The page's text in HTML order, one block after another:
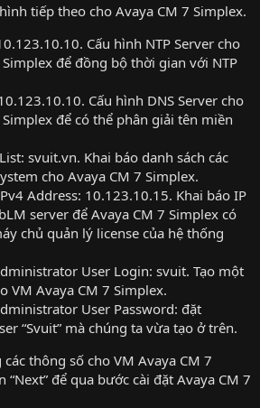
tiếp theo cho Avaya CM 7 Simplex.
Cấu hình NTP Server cho
để đồng bộ thời gian với NTP
Cấu hình DNS Server cho
để có thể phân giải tên miền
svuit.vn. Khai báo danh sách các
cho Avaya CM 7 Simplex.
Address: 10.123.10.15. Khai báo IP
server để Avaya CM 7 Simplex có
chủ quản lý license của hệ thống
User Login: svuit. Tạo một
VM Avaya CM 7 Simplex.
User Password: đặt
“Svuit” mà chúng ta vừa tạo ở trên.
thông số cho VM Avaya CM 7
để qua bước cài đặt Avaya CM 7